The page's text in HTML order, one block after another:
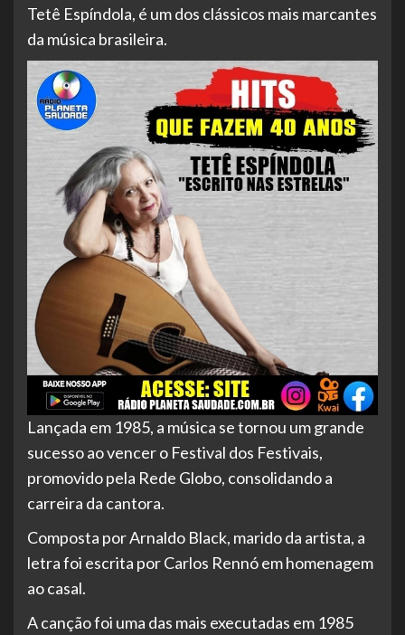
Tetê Espíndola, é um dos clássicos mais marcantes
da música brasileira.
Lançada em 1985, a música se tornou um grande
sucesso ao vencer o Festival dos Festivais,
promovido pela Rede Globo, consolidando a
carreira da cantora.
Composta por Arnaldo Black, marido da artista, a
letra foi escrita por Carlos Rennó em homenagem
ao casal.
A canção foi uma das mais executadas em 1985